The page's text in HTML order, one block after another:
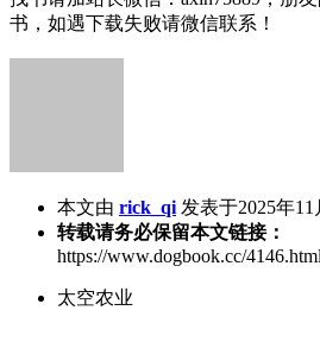
书，如遇下载失败请微信联系！
本文由 rick_qi 发表于2025年11
转载请务必保留本文链接：
https://www.dogbook.cc/4146.html
太空农业